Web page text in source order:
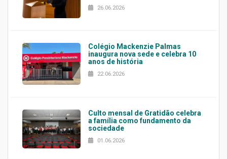
26.06.2026
Colégio Mackenzie Palmas
inaugura nova sede e celebra 10
anos de história
22.06.2026
Culto mensal de Gratidão celebra
a família como fundamento da
sociedade
01.06.2026